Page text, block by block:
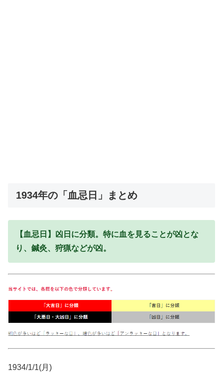
1934年の「血忌日」まとめ
【血忌日】凶日に分類。特に血を見ることが凶とな
り、鍼灸、狩猟などが凶。
1934/1/1(月)